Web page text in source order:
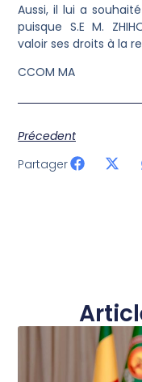
Aussi, il lui a
puisque S.E M.
valoir ses droits à la
CCOM MA
Précedent
Partager